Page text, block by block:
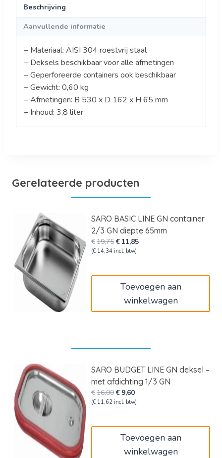
Beschrijving
Aanvullende informatie
– Materiaal: AISI 304 roestvrij staal
– Deksels beschikbaar voor alle afmetingen
– Geperforeerde containers ook beschikbaar
– Gewicht: 0,60 kg
– Afmetingen: B 530 x D 162 x H 65 mm
– Inhoud: 3,8 liter
Gerelateerde producten
SARO BASIC LINE GN container
2/3 GN diepte 65mm
€19,75Oorspronkelijke
prijs
€ 11,85Huidige
(€ 14,34 incl. btw)
Toevoegen aan
winkelwagen
SARO BUDGET LINE GN deksel –
met afdichting 1/3 GN
€16,00Oorspronkelijke
prijs
€ 9,60Huidige
prijs
(€ 11,62 incl. btw)
Toevoegen aan
winkelwagen